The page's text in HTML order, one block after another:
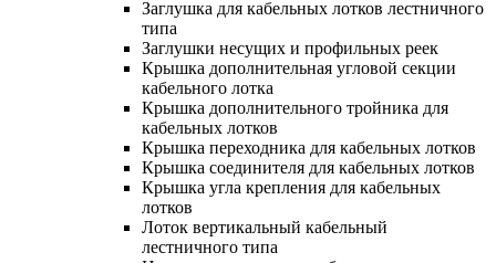
Заглушка для кабельных лотков лестничного
типа
Заглушки несущих и профильных реек
Крышка дополнительная угловой секции
кабельного лотка
Крышка дополнительного тройника для
кабельных лотков
Крышка переходника для кабельных лотков
Крышка соединителя для кабельных лотков
Крышка угла крепления для кабельных
лотков
Лоток вертикальный кабельный
лестничного типа